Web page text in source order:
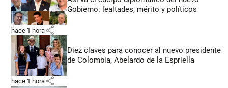
Gobierno: lealtades, mérito y políticos
hace 1 hora share
Diez claves para conocer al nuevo presidente
de Colombia, Abelardo de la Espriella
hace 1 hora share